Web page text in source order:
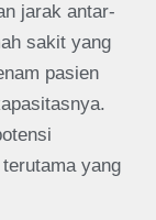
jarak antar-
sakit yang
pasien
yang